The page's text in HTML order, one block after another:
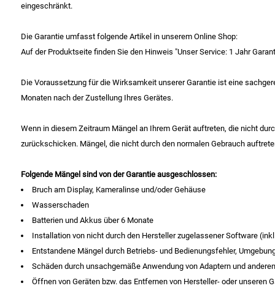
Patisserie
Pikante Snacks
POS Material Trinkwerk
Profisortiment
Reinigungshilfsmittel
Reis / Hülsenfrüchte
Salz
eingeschränkt.
Die Garantie umfasst folgende Artikel in unserem Online Shop:
Auf der Produktseite finden Sie den Hinweis "Unser Service: 1 Jahr
Die Voraussetzung für die Wirksamkeit unserer Garantie ist eine
Monaten nach der Zustellung Ihres Gerätes.
Wenn in diesem Zeitraum Mängel an Ihrem Gerät auftreten, die nicht
zurückschicken. Mängel, die nicht durch den normalen Gebrauch
Folgende Mängel sind von der Garantie ausgeschlossen:
Bruch am Display, Kameralinse und/oder Gehäuse
Wasserschaden
Batterien und Akkus über 6 Monate
Installation von nicht durch den Hersteller zugelassener Software
Entstandene Mängel durch Betriebs- und Bedienungsfehler,
Schäden durch unsachgemäße Anwendung von Adaptern und
Öffnen von Geräten bzw. das Entfernen von Hersteller- oder unseren